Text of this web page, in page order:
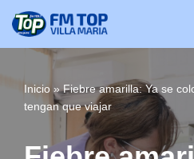
contenido
Inicio »Fiebre amarilla: Ya se
tengan que viajar